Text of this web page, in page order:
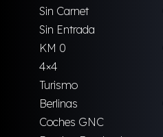
Sin Carnet
Sin Entrada
KM 0
4×4
Turismo
Berlinas
Coches GNC